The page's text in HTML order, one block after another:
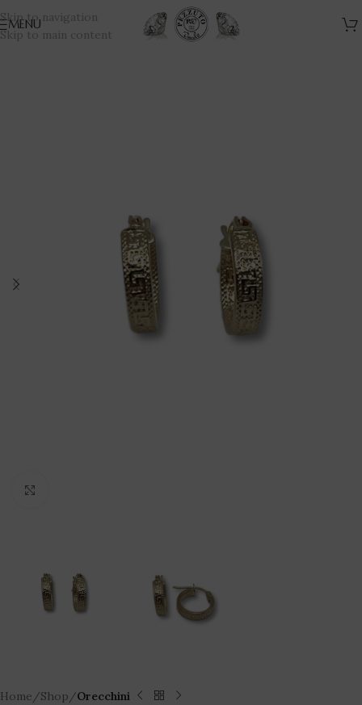
Skip to navigation
Skip to main content
MENU
Home Shop Orecchini